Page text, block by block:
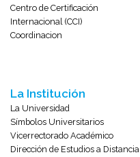
Centro de Certificación
Internacional (CCI)
Coordinacion
La Institución
La Universidad
Símbolos Universitarios
Vicerrectorado Académico
Dirección de Estudios a Distancia